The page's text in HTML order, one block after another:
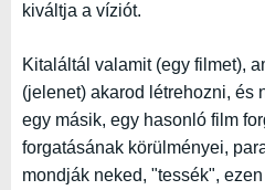
kiváltja a víziót.
Kitaláltál valamit (egy filmet),
(jelenet) akarod létrehozni, és
egy másik, egy hasonló film
forgatásának körülményei,
mondják neked, "tessék",